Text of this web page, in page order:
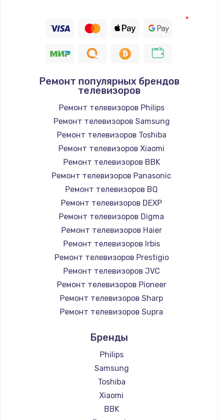
Восстановление цепи питания, пайка
Заказать
Программный ремонт/прошивка
Замена Bluetooth/Wi-Fi модуля
Заказать
Замена картридера
890 руб.
Заказать
Замена микросхемы NFC
1100 руб.
Заказать
Замена шим-контроллера
Заказать
Настройка Wi-Fi
1030 руб.
Заказать
Ремонт популярных брендов
телевизоров
Ремонт телевизоров Philips
Ремонт телевизоров Samsung
Ремонт телевизоров Toshiba
Ремонт телевизоров Xiaomi
Ремонт телевизоров BBK
Ремонт телевизоров Panasonic
Ремонт телевизоров BQ
Ремонт телевизоров DEXP
Ремонт телевизоров Digma
Ремонт телевизоров Haier
Ремонт телевизоров Irbis
Ремонт телевизоров Prestigio
Ремонт телевизоров JVC
Ремонт телевизоров Pioneer
Ремонт телевизоров Sharp
Ремонт телевизоров Supra
Ремонт телевизоров Hisense
Ремонт телевизоров Daewoo
Ремонт телевизоров Centek
Ремонт телевизоров Telefunken
Ремонт телевизоров Hyundai
Ремонт телевизоров Doffler
Бренды
Philips
Samsung
Toshiba
Xiaomi
BBK